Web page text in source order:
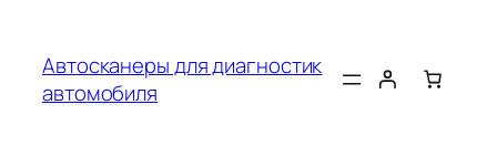
содержимому
Автосканеры для диагностик
автомобиля